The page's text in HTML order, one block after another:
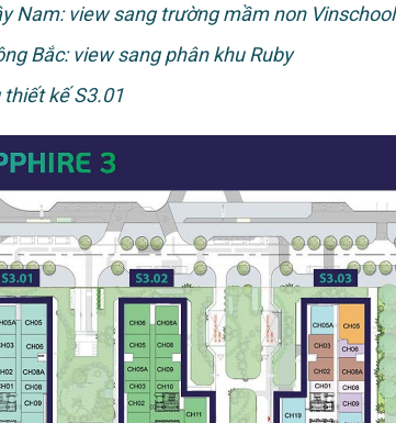
Nam: view sang trường mầm non Vinschool
Bắc: view sang phân khu Ruby
kế S3.01